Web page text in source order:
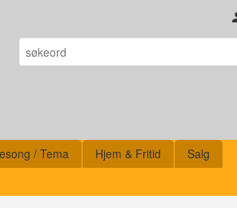
/ Tema Hjem & Fritid Salg